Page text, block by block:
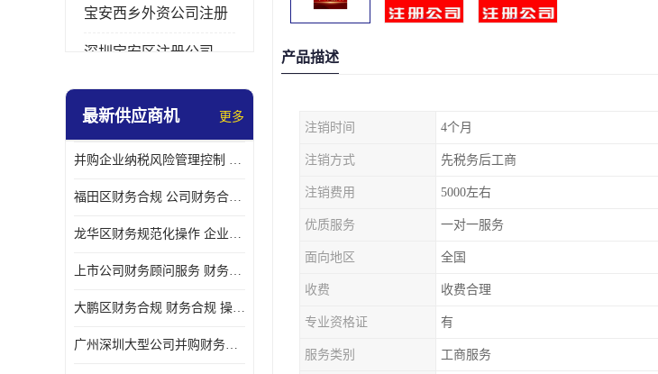
宝安西乡外资公司注册
深圳宝安区注册公司
宝安西乡办理营业执照
宝安西乡代理记帐
注册公司
最新供应商机 更多
并购企业纳税风险管理控制 企业纳税风险管理控制 如何操作
福田区财务合规 公司财务合规 如何处理实现税务*风险
龙华区财务规范化操作 企业纳税风险管理控制 操作起来简单易行
上市公司财务顾问服务 财务合规 如何才能达到目标
大鹏区财务合规 财务合规 操作起来简单易行
广州深圳大型公司并购财务顾问 财务规范化操作 办理要多长时间
产品描述
注销时间 4个月
注销方式 先税务后工商
注销费用 5000左右
优质服务 一对一服务
面向地区 全国
收费 收费合理
专业资格证 有
服务类别 工商服务